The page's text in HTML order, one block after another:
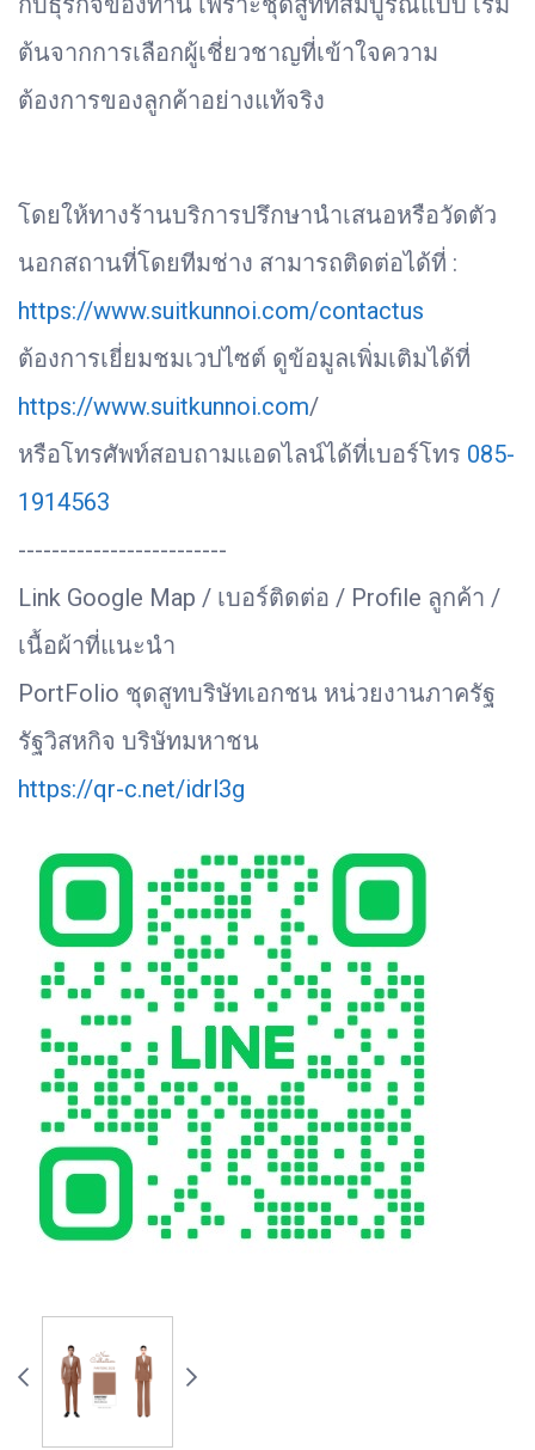
ต้นจากการเลือกผู้เชี่ยวชาญที่เข้าใจความ
ต้องการของลูกค้าอย่างแท้จริง
โดยให้ทางร้านบริการปรึกษานำเสนอหรือวัดตัว
นอกสถานที่โดยทีมช่าง สามารถติดต่อได้ที่ :
https://www.suitkunnoi.com/contactus
ต้องการเยี่ยมชมเวปไซต์ ดูข้อมูลเพิ่มเติมได้ที่
https://www.suitkunnoi.com/
หรือโทรศัพท์สอบถามแอดไลน์ได้ที่เบอร์โทร 085-
1914563
-------------------------
Link Google Map / เบอร์ติดต่อ / Profile ลูกค้า /
เนื้อผ้าที่แนะนำ
PortFolio ชุดสูทบริษัทเอกชน หน่วยงานภาครัฐ
รัฐวิสหกิจ บริษัทมหาชน
https://qr-c.net/idrl3g